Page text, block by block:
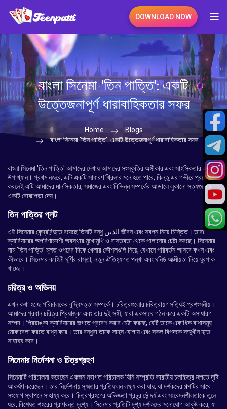
DOWNLOAD NOW
বাংলা সিনেমা 'তিন পাত্তি': একটি
উত্তেজনাপূর্ণ ধারাবাহিকতার সফর
Home
Blogs
বাংলা সিনেমা 'তিন পাত্তি': একটি উত্তেজনাপূর্ণ ধারাবাহিকতার সফর
বাংলা সিনেমা 'তিন পাত্তি' আমাদের দেখায় আমাদের সংস্কৃতির অঙ্গীকার এবং সাহসিকতার একটি
উপাখ্যান। প্রথম নজরে, এটি একটি সাধারণ থ্রিলার মনে হতে পারে, কিন্তু এর গভীরে প্রবেশ
করলেই এটি আমাদের মানসিকতার, সমাজের এবং বিভিন্ন সম্পর্কের আড়ালে লুকানো সত্যগুলোর
একটি বোঝাপড়া দেয়।
তিন পাত্তির প্লট
এই সিনেমার কেন্দ্রবিন্দুতে রয়েছে তিনটি বন্ধু الذين জীবন এবং স্বপ্ন নিয়ে চিন্তিত। তারা
ক্যারিয়ারের অপরিণামদর্শী অবস্থার মুখোমুখি ও বাস্তবতা থেকে পালানোর চেষ্টা করছে। সিনেমার
নাম 'তিন পাত্তি' মূলত ওপরের দিকে খেলার কৌশলগুলি নিয়ে, যেখানে পরিবর্তন আসবে কখন এবং
কীভাবে। সিনেমার কাহিনী ঘূর্ণির রাস্তা, নতুন ঐতিহ্যগত পন্থা এবং ঘনিষ্ঠ আত্মীয়তা নিয়ে ঘুরপাক
খাচ্ছে।
চরিত্র ও অভিনয়
এখন কথা হচ্ছে পরিচালকের বুদ্ধিমত্তা সম্পর্কে। চরিত্রগুলোর চরিত্রায়ণ সত্যিই প্রশংসনীয়।
আমাদের প্রধান চরিত্র প্রিয়াঙ্কা এবং তার দুই সঙ্গী, যারা একসাথে গঠন করে একটি অসাধারণ
সম্পদ। প্রিয়াঙ্কা ক্যারিয়ারের জগতে প্রবেশ করার চেষ্টা করছে, যেটি তাকে একাধিক বাধাসমূহ
মোকাবেলা করতে বাধ্য করে। তার বন্ধুরা তাকে সাহস যোগায় এবং সকল বিপদকে সম্মুখীন হতে
সাহায্য করে।
সিনেমার নির্দেশনা ও চিত্রগ্রহণ
সিনেমাটি পরিচালনা করেছেন একজন নবাগত পরিচালক যিনি সম্প্রতি ভারতীয় চলচ্চিত্র জগতে দৃষ্টি
আকর্ষণ করেছেন। তার নির্দেশনায় সূক্ষ্মতার প্রতিফলন লক্ষ্য করা যায়, যা দর্শকদের গল্পটির সাথে
সংযোগ স্থাপনে সাহায্য করে। চিত্রগ্রহণের অভিজ্ঞতা প্রচুর সৌন্দর্য এবং সংবেদনশীলতাকে তুলে
ধরে, বিশেষত শহরের প্রাণবন্ত দৃশ্যে। সিনেমার প্রতিটি দৃশ্য দর্শকদের মনোযোগ আকৃষ্ট করে, যা